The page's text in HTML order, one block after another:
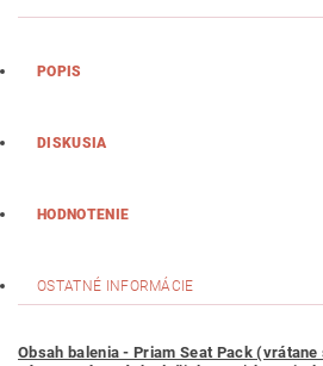
POPIS
DISKUSIA
HODNOTENIE
OSTATNÉ INFORMÁCIE
Obsah balenia - Priam Seat Pack